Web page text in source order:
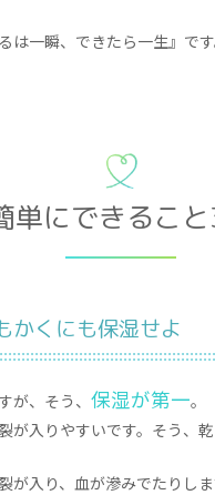
は一瞬、できたら一生』です
単にできるこ
かくにも保湿せよ
が、そう、 保湿が第一。
が入りやすいです。そう、
が入り、血が滲みでたりしま